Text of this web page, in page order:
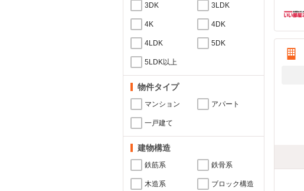
3DK 3LDK
4K 4DK
4LDK 5DK
5LDK以上
物件タイプ
マンション アパート
一戸建て
建物構造
鉄筋系 鉄骨系
木造系 ブロック構造